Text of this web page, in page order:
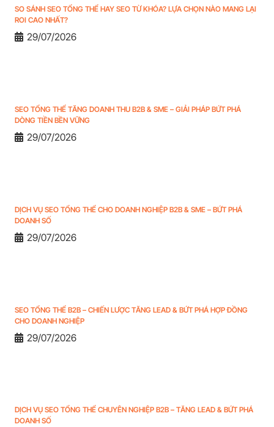
SO SÁNH SEO TỔNG THỂ HAY SEO TỪ KHÓA? LỰA CHỌN NÀO MANG LẠI
ROI CAO NHẤT?
29/07/2026
SEO TỔNG THỂ TĂNG DOANH THU B2B & SME – GIẢI PHÁP BỨT PHÁ
DÒNG TIỀN BỀN VỮNG
29/07/2026
DỊCH VỤ SEO TỔNG THỂ CHO DOANH NGHIỆP B2B & SME – BỨT PHÁ
DOANH SỐ
29/07/2026
SEO TỔNG THỂ B2B – CHIẾN LƯỢC TĂNG LEAD & BỨT PHÁ HỢP ĐỒNG
CHO DOANH NGHIỆP
29/07/2026
DỊCH VỤ SEO TỔNG THỂ CHUYÊN NGHIỆP B2B – TĂNG LEAD & BỨT PHÁ
DOANH SỐ